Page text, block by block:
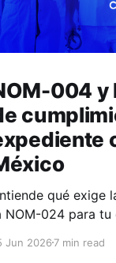
004 y
qué exige
NOM-024 para
en una
Jun 20267 min read